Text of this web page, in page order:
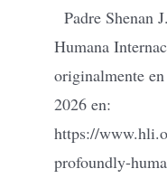
Padre Shenan
Humana
originalmente
2026 en:
https://
profoundly-